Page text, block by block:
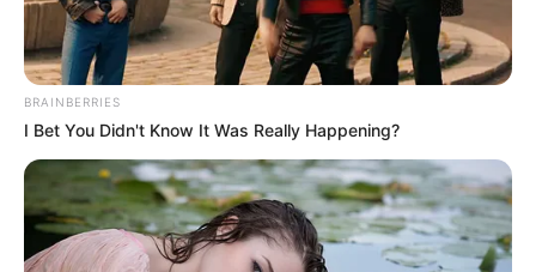
BRAINBERRIES
I Bet You Didn't Know It Was Really Happening?